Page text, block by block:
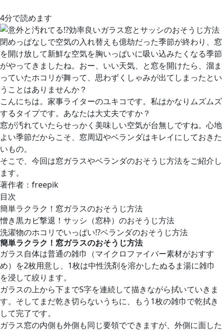
4分で読めます
閉めっぱなしで空気の入れ替えも億劫だった季節が終わり、窓
を開け放して新鮮な空気を胸いっぱいに吸い込みたくなる季節
がやってきましたね。おー、いい天気、と窓を開けたら、溜ま
っていたホコリが舞って、思わずくしゃみが出てしまったとい
うことはありませんか？
こんにちは。家事ライターのユキコです。私はかなりムズムズ
するタイプです。あなたは大丈夫ですか？
窓が汚れていたらせっかく美味しい空気が台無しですね。心地
よい季節だからこそ、窓周辺やベランダはキレイにしておきた
いもの。
そこで、今回は窓ガラスやベランダのおそうじ方法をご紹介し
ます。
著作者：freepik
目次
簡単ラクラク！窓ガラスのおそうじ方法
憎き黒カビ撃退！サッシ（窓枠）のおそうじ方法
洗濯物のホコリでいっぱい!?ベランダのおそうじ方法
簡単ラクラク！窓ガラスのおそうじ方法
ガラス自体は普通の雑巾（マイクロファイバー素材がおすす
め）を2枚用意し、1枚は中性洗剤を溶かしたぬるま湯に雑巾
を浸して絞ります。
ガラスの上から下までS字を連続して描きながら拭いていきま
す。そしてまだ乾き切らないうちに、もう1枚の雑巾で乾拭き
して完了です。
ガラス窓の内側も外側も同じ要領でできますが、外側に面した